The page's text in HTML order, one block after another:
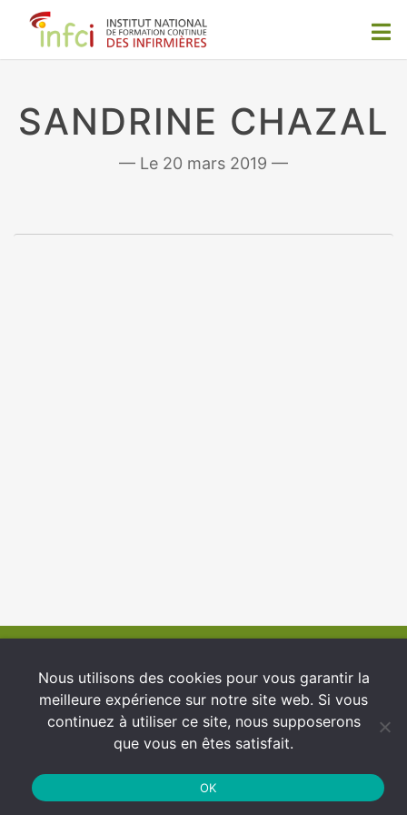
SANDRINE CHAZAL
20 mars 2019
Nous utilisons des cookies pour vous garantir la
meilleure expérience sur notre site web. Si vous
continuez à utiliser ce site, nous supposerons
que vous en êtes satisfait.
OK
Conditions générales d’utilisation
Protection des Données